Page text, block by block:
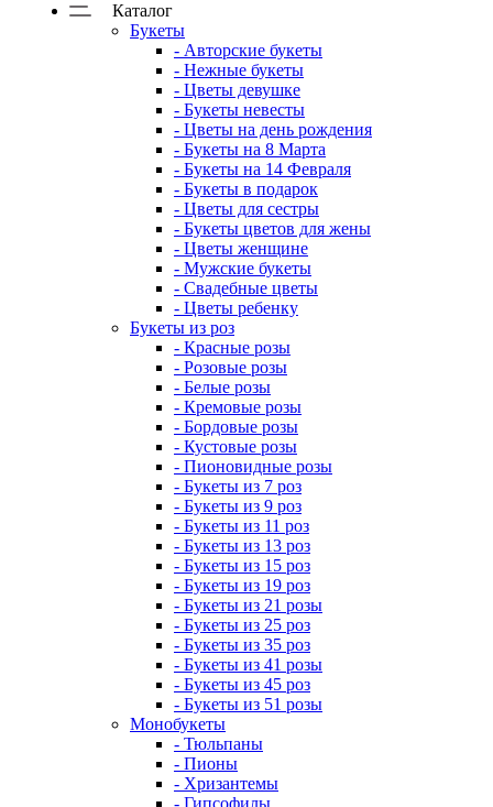
Каталог
Букеты
- Авторские букеты
- Нежные букеты
- Цветы девушке
- Букеты невесты
- Цветы на день рождения
- Букеты на 8 Марта
- Букеты на 14 Февраля
- Букеты в подарок
- Цветы для сестры
- Букеты цветов для жены
- Цветы женщине
- Мужские букеты
- Свадебные цветы
- Цветы ребенку
Букеты из роз
- Красные розы
- Розовые розы
- Белые розы
- Кремовые розы
- Бордовые розы
- Кустовые розы
- Пионовидные розы
- Букеты из 7 роз
- Букеты из 9 роз
- Букеты из 11 роз
- Букеты из 13 роз
- Букеты из 15 роз
- Букеты из 19 роз
- Букеты из 21 розы
- Букеты из 25 роз
- Букеты из 35 роз
- Букеты из 41 розы
- Букеты из 45 роз
- Букеты из 51 розы
Монобукеты
- Тюльпаны
- Пионы
- Хризантемы
- Гипсофилы